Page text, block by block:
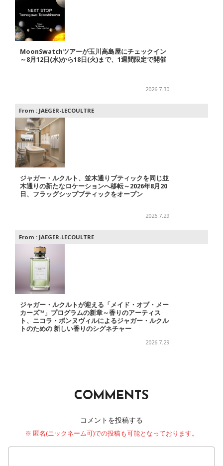
MoonSwatchツアーが玉川高島屋にチェックイン
～8月12日(水)から18日(火)まで、1週間限定で開催
2026.7.30
From : JAEGER-LECOULTRE
ジャガー・ルクルト、並木通りブティックを同じ並
木通りの新たなロケーションへ移転～2026年8月20
日、フラッグシップブティックをオープン
2026.7.29
From : JAEGER-LECOULTRE
ジャガー・ルクルトが迎える「メイド・オブ・メー
カーズ™」プログラムの新章～香りのアーティス
ト、ニコラ・ボンヌヴィルによるジャガー・ルクル
トのための 新しい香りのシグネチャー
2026.7.29
COMMENTS
コメントを投稿する
※ 匿名(ニックネーム可)での投稿も可能となっております。